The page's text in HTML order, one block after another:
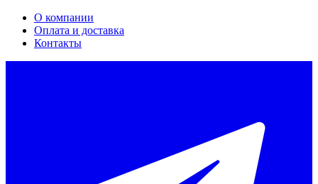
О компании
Оплата и доставка
Контакты